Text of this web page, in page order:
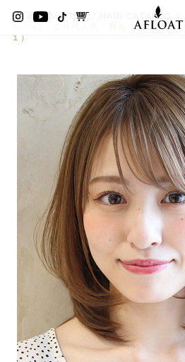
AFLOAT TOP
HAIR CATALOG
30・40・５０代人気！時短で素敵に！
１）